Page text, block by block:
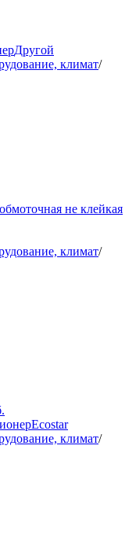
Другой
климат/
не клейкая
климат/
Ecostar
климат/